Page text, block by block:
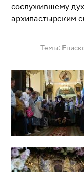
сослужившему
архипастырским
Темы: